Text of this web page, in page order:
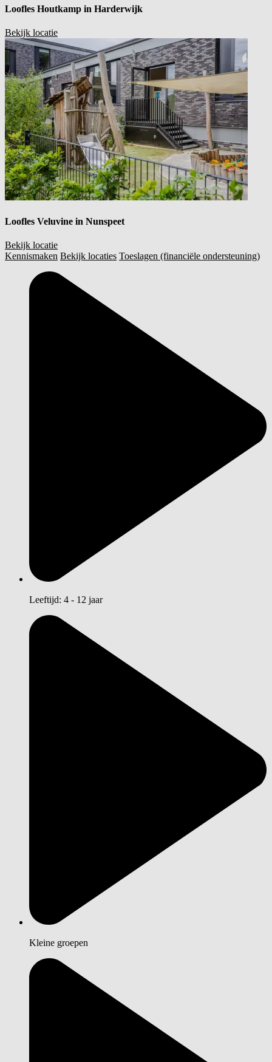
Loofles Houtkamp in Harderwijk
Bekijk locatie
Loofles Veluvine in Nunspeet
Bekijk locatie
Kennismaken Bekijk locaties Toeslagen (financiële ondersteuning)
Leeftijd: 4 - 12 jaar
Kleine groepen